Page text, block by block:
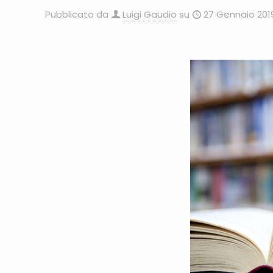
Pubblicato da Luigi Gaudio su 27 Gennaio